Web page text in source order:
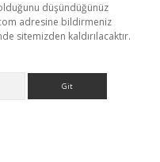
düşündüğünüz
adresine bildirmeniz
sitemizden kaldırılacaktır.